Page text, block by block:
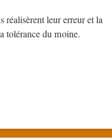
réalisèrent leur erreur et la
tolérance du moine.